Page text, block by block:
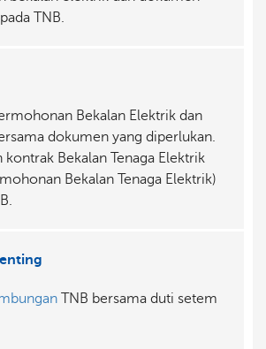
TNB.
Bekalan Elektrik dan
dokumen yang diperlukan.
kontrak Bekalan Tenaga Elektrik
Bekalan Tenaga Elektrik)
TNB bersama duti setem